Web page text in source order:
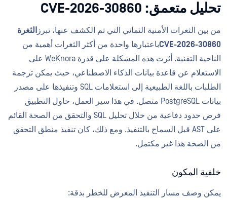
تحليل متعمق: CVE-2026-30860
من بين الثغرات الأمنية الثماني التي تم الكشف عنها، تبرز الثغرة
CVE-2026-30860باعتبارها واحدة من أكثر الثغرات أهمية من
الناحية التقنية. أثرت هذه المشكلة على قدرة WeKnora على
الاستعلام عن قاعدة بيانات الذكاء الاصطناعي، حيث يمكن ترجمة
الطلبات باللغة الطبيعية إلى استعلامات SQL وتنفيذها على مصدر
بيانات PostgreSQL متصل. في هذا سير العمل، حاول التطبيق
فرض حدود دفاعية من خلال تحليل SQL والتحقق من الصحة القائم
على AST قبل السماح بالتنفيذ. ومع ذلك، كان تنفيذ منطق التحقق
من الصحة هذا غير مكتمل.
خلفية المكون
يمكن وصف مسار التنفيذ المعرض للخطر بدقة: